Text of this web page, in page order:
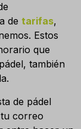
de tarifas,
Estos
que
también
de pádel
correo